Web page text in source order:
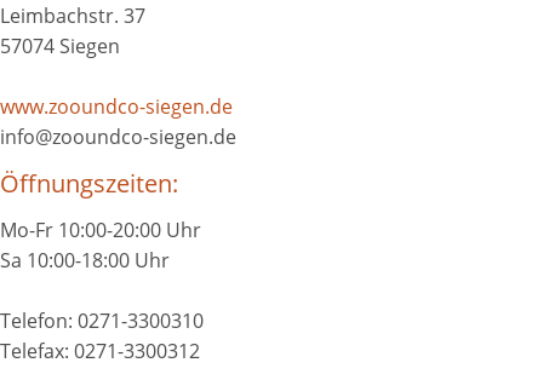
Leimbachstr. 37
57074 Siegen
www.zooundco-siegen.de
info@zooundco-siegen.de
Öffnungszeiten:
Mo-Fr 10:00-20:00 Uhr
Sa 10:00-18:00 Uhr
Telefon: 0271-3300310
Telefax: 0271-3300312